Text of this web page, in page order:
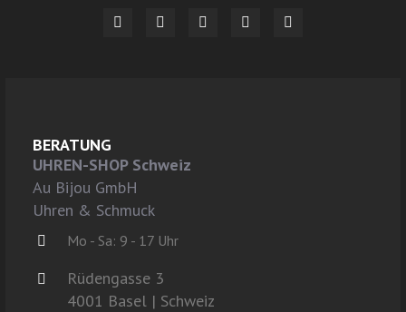
BERATUNG
UHREN-SHOP Schweiz
Au Bijou GmbH
Uhren & Schmuck
Mo - Sa: 9 - 17 Uhr
Rüdengasse 3
4001 Basel | Schweiz